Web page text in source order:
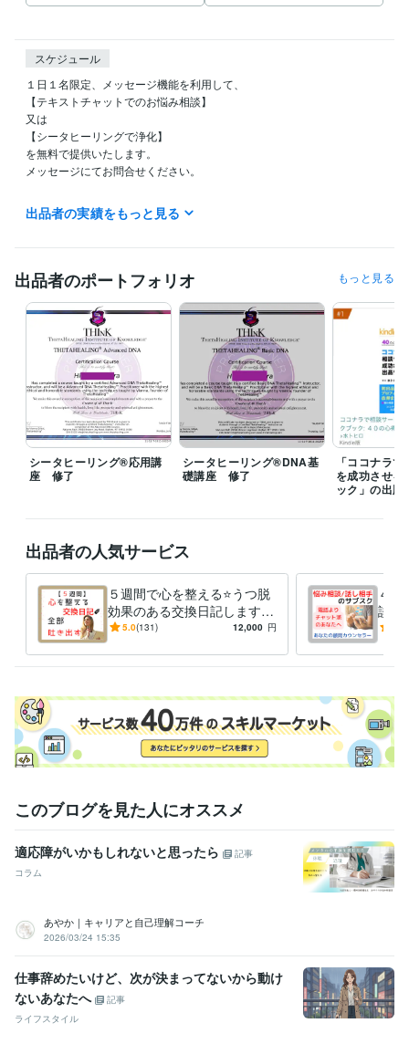
スケジュール
１日１名限定、メッセージ機能を利用して、
【テキストチャットでのお悩み相談】
又は
【シータヒーリングで浄化】
を無料で提供いたします。
メッセージにてお問合せください。
ご質問・ご要望などはぜひメッセージでお寄せください。
毎日チェックしていますので、最短1時間以内どんなに遅くとも24時間
以内にはお返事させていただきます！
☆電話相談の予定☆
夜19時前後に対応可能、深夜帯は対応不可のことが多いです。
（メッセージにてお問い合わせいただければ、細かい時間設定をお打ち
合わせの上、「待機中」に設定させていただきます）
（電話相談の「予約」は、毎時「00分」または「30分」しか受付できま
せんのでご注意ください。例えば10時10分とか、22時45分といったご予
約はできないシステムになっております。10時や22時30分という形での
ご予約となってしまいます。事前にダイレクトメッセージでお問い合わ
せいただければ、細かい時間設定で「待機」することも可能です）
※下記のリンクより、無料登録して電話番号認証するとココナラより100
0ポイントプレゼントされます。
https://coconala.com/invite/4F26V
経験職種
ライフスタイル・その他 / 占い師 経験年数 : 1年
ライフスタイル・その他 / カウンセラー・コーチ 経験年数 : 20年
ライフスタイル・その他 / その他 経験年数 : 2年
職歴
障害者就労支援機関 2005年1月 ~ 現在
ココナラ 2018年12月 ~ 現在
Kindle 2021年2月 ~ 現在
stand.fm 2021年4月 ~ 現在
受賞歴
術」
「ココナラで相談サービスを成功させる出品ワークブック」 Ki
ndle オークション・eコマースランキング１位
Kindle 小規模ビジネ
スに関する電子書籍ランキング１位
ホームヘルパー2級養成研修修了
精神保健福祉士
ストレスチェック実施者養成研修修了 取得年 : 2016年
普通自動車運転免許
シータヒーリング®DNA基礎
出品者の実績をもっと見る
出品者のポートフォリオ もっと見る
シータヒーリング®応用講
座 修了
シータヒーリング®DNA基
礎講座 修了
「ココナラ
を成功させる
ック」の出版
出品者の人気サービス
５週間で心を整える⭐うつ脱
効果のある交換日記します
【通常版】気持ちを吐き出
5.0(131) 12,000 円
４
談・
『対
サブ
このブログを見た人にオススメ
適応障がいかもしれないと思ったら
記事
コラム
あやか｜キャリアと自己理解コーチ
2026/03/24 15:35
仕事辞めたいけど、次が決まってないから動け
ないあなたへ
記事
ライフスタイル